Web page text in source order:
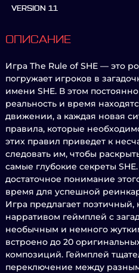
VERSION 11
ОПИСАНИЕ
Игра The Rule of SHE — это
погружает игроков в
имени SHE. В этом
реальность и время
движении, а каждая новая
правила, которые
этих правил приведет к
следовать им, чтобы
самые глубокие секреты
достаточное понимание
время для успешной
Игра предлагает
нарративом геймплей с
необычным и немного
встроено до 20
композиций. Геймплей
переключение между